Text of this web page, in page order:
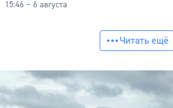
15:46 – 6 августа
Читать ещё